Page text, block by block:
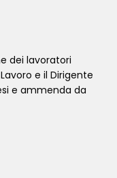
dei lavoratori
e il Dirigente
e ammenda da